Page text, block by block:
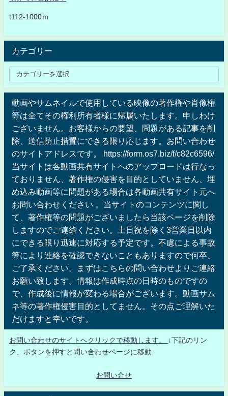
t112-1000ｍ
カテゴリー
動画やサムネイルで使用している映像の著作権や肖像権
等は全てその権利所有者様に帰属いたします。申しわけ
ございません。お客様からの要望、問題がある記事を削
除、送信防止措置にできる限り応じます。お問い合わせ
のサイトアドレスです。 https://form.os7.biz/f/c82c6596/
当サイトは各動画共有サイトへのアップロードは行なっ
ておりません、著作権の侵害を目的としていません、埋
め込み動画等に問題がある場合は各動画共有サイト元へ
お問い合わせください 。当サイトのコンテンツに関し
て、著作権等の問題がございましたら当該ページを削除
しますのでご連絡ください。土日祝を除く3営業日以内
にできる限り迅速に対応する予定です。不慮による事故
等により連絡を確認できないこともありますので何卒、
ご了承ください。まずはこちらの問い合わせよりご連絡
お願い致します。情報は作成時点の日時のものですの
で、作成後に情報が変わる場合がございます。動画サム
ネ等の著作権侵害目的としてません。その点ご理解いた
だけますと幸いです。
お問い合わせのサイトへクリックで移動します。
↓下記のリン
ク、ボタンを押すと問い合わせページに移動
お問い合せ